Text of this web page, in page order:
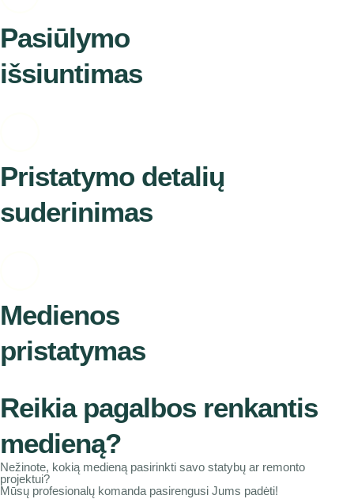
Pasiūlymo
išsiuntimas
Pristatymo detalių
suderinimas
Medienos
pristatymas
Reikia pagalbos renkantis
medieną?
Nežinote, kokią medieną pasirinkti savo statybų ar remonto
projektui?
Mūsų profesionalų komanda pasirengusi Jums padėti!